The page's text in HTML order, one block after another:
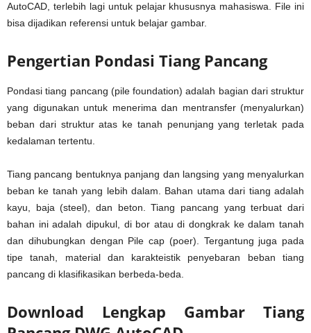
AutoCAD, terlebih lagi untuk pelajar khususnya mahasiswa. File ini
bisa dijadikan referensi untuk belajar gambar.
Pengertian Pondasi Tiang Pancang
Pondasi tiang pancang (pile foundation) adalah bagian dari struktur
yang digunakan untuk menerima dan mentransfer (menyalurkan)
beban dari struktur atas ke tanah penunjang yang terletak pada
kedalaman tertentu.
Tiang pancang bentuknya panjang dan langsing yang menyalurkan
beban ke tanah yang lebih dalam. Bahan utama dari tiang adalah
kayu, baja (steel), dan beton. Tiang pancang yang terbuat dari
bahan ini adalah dipukul, di bor atau di dongkrak ke dalam tanah
dan dihubungkan dengan Pile cap (poer). Tergantung juga pada
tipe tanah, material dan karakteistik penyebaran beban tiang
pancang di klasifikasikan berbeda-beda.
Download Lengkap Gambar Tiang